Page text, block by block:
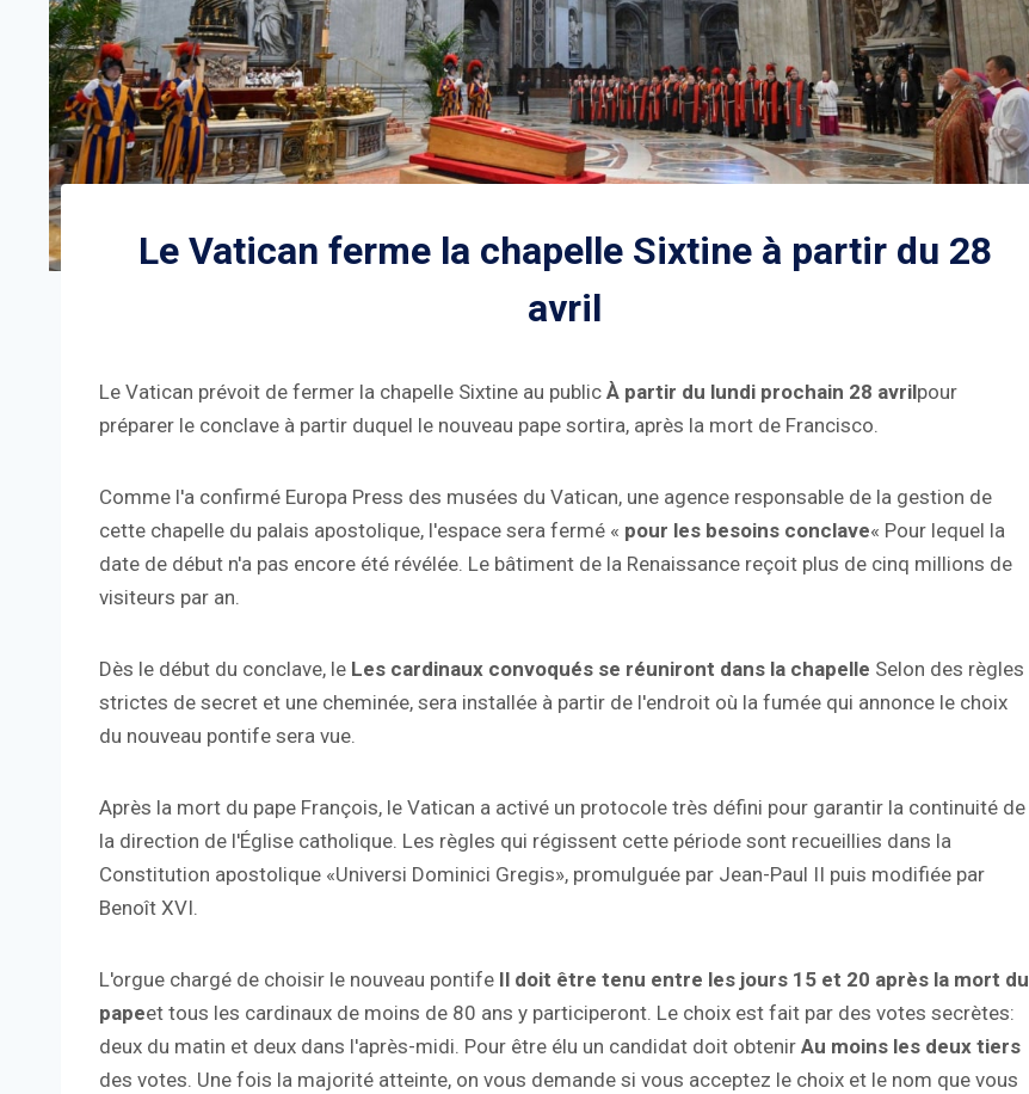
Le Vatican ferme la chapelle Sixtine à partir du 28
avril
Le Vatican prévoit de fermer la chapelle Sixtine au public À partir du lundi prochain 28 avrilpour
préparer le conclave à partir duquel le nouveau pape sortira, après la mort de Francisco.
Comme l'a confirmé Europa Press des musées du Vatican, une agence responsable de la gestion de
cette chapelle du palais apostolique, l'espace sera fermé « pour les besoins conclave« Pour lequel la
date de début n'a pas encore été révélée. Le bâtiment de la Renaissance reçoit plus de cinq millions de
visiteurs par an.
Dès le début du conclave, le Les cardinaux convoqués se réuniront dans la chapelle Selon des règles
strictes de secret et une cheminée, sera installée à partir de l'endroit où la fumée qui annonce le choix
du nouveau pontife sera vue.
Après la mort du pape François, le Vatican a activé un protocole très défini pour garantir la continuité de
la direction de l'Église catholique. Les règles qui régissent cette période sont recueillies dans la
Constitution apostolique «Universi Dominici Gregis», promulguée par Jean-Paul II puis modifiée par
Benoît XVI.
L'orgue chargé de choisir le nouveau pontife Il doit être tenu entre les jours 15 et 20 après la mort du
papeet tous les cardinaux de moins de 80 ans y participeront. Le choix est fait par des votes secrètes:
deux du matin et deux dans l'après-midi. Pour être élu un candidat doit obtenir Au moins les deux tiers
des votes. Une fois la majorité atteinte, on vous demande si vous acceptez le choix et le nom que vous